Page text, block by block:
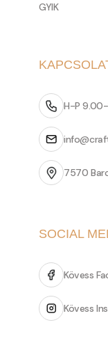
GYIK
H-P
7570
SOCIAL
Kövess
Kövess